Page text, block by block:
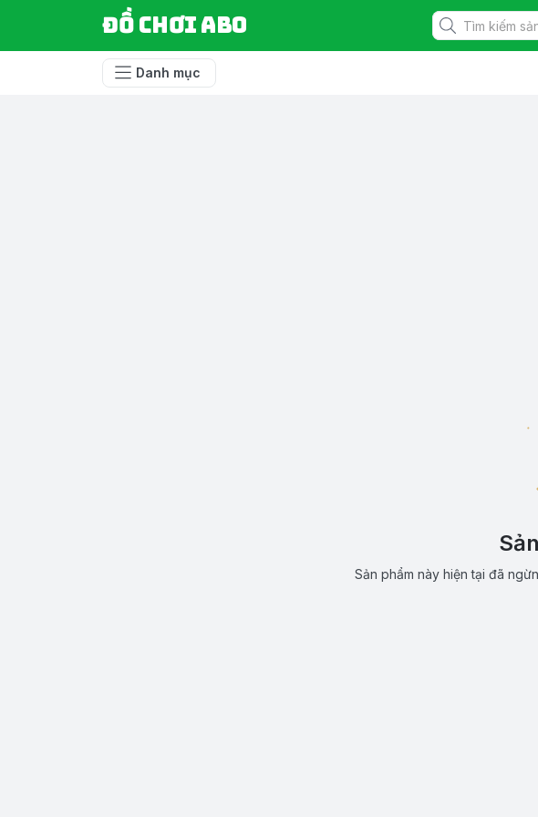
Đồ chơi ABO
Danh mục
Sản phẩm này hiện tại đã